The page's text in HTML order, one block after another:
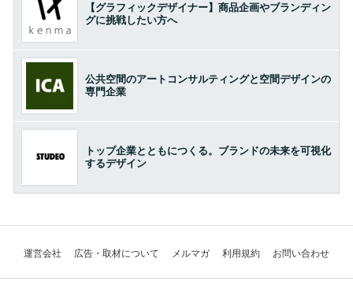
【グラフィックデザイナー】商品企画やブランディン
グに挑戦したい方へ
公共空間のアートコンサルティングと空間デザインの
専門企業
トップ企業とともにつくる。ブランドの未来を可視化
するデザイン
運営会社 広告・取材について メルマガ 利用規約 お問い合わせ